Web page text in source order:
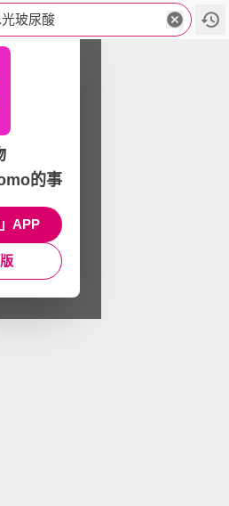
玻尿酸
的事
APP